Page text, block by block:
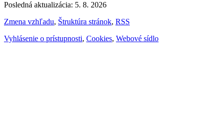
Posledná aktualizácia: 5. 8. 2026
Zmena vzhľadu, Štruktúra stránok, RSS
Vyhlásenie o prístupnosti, Cookies, Webové sídlo